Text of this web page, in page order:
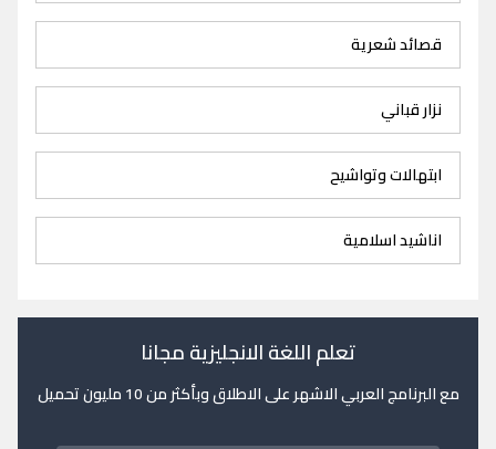
قصائد شعرية
نزار قباني
ابتهالات وتواشيح
اناشيد اسلامية
تعلم اللغة الانجليزية مجانا
مع البرنامج العربي الاشهر على الاطلاق وبأكثر من 10 مليون تحميل